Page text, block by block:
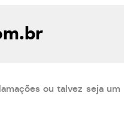
ou talvez seja um